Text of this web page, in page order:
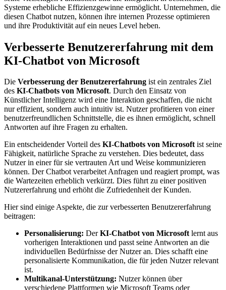
Systeme erhebliche Effizienzgewinne ermöglicht. Unternehmen, die
diesen Chatbot nutzen, können ihre internen Prozesse optimieren
und ihre Produktivität auf ein neues Level heben.
Verbesserte Benutzererfahrung mit dem
KI-Chatbot von Microsoft
Die Verbesserung der Benutzererfahrung ist ein zentrales Ziel
des KI-Chatbots von Microsoft. Durch den Einsatz von
Künstlicher Intelligenz wird eine Interaktion geschaffen, die nicht
nur effizient, sondern auch intuitiv ist. Nutzer profitieren von einer
benutzerfreundlichen Schnittstelle, die es ihnen ermöglicht, schnell
Antworten auf ihre Fragen zu erhalten.
Ein entscheidender Vorteil des KI-Chatbots von Microsoftist seine
Fähigkeit, natürliche Sprache zu verstehen. Dies bedeutet, dass
Nutzer in einer für sie vertrauten Art und Weise kommunizieren
können. Der Chatbot verarbeitet Anfragen und reagiert prompt, was
die Wartezeiten erheblich verkürzt. Dies führt zu einer positiven
Nutzererfahrung und erhöht die Zufriedenheit der Kunden.
Hier sind einige Aspekte, die zur verbesserten Benutzererfahrung
beitragen:
Personalisierung: DerKI-Chatbot von Microsoftlernt aus
vorherigen Interaktionen und passt seine Antworten an die
individuellen Bedürfnisse der Nutzer an. Dies schafft eine
personalisierte Kommunikation, die für jeden Nutzer relevant
ist.
Multikanal-Unterstützung: Nutzer können über
verschiedene Plattformen wie Microsoft Teams oder